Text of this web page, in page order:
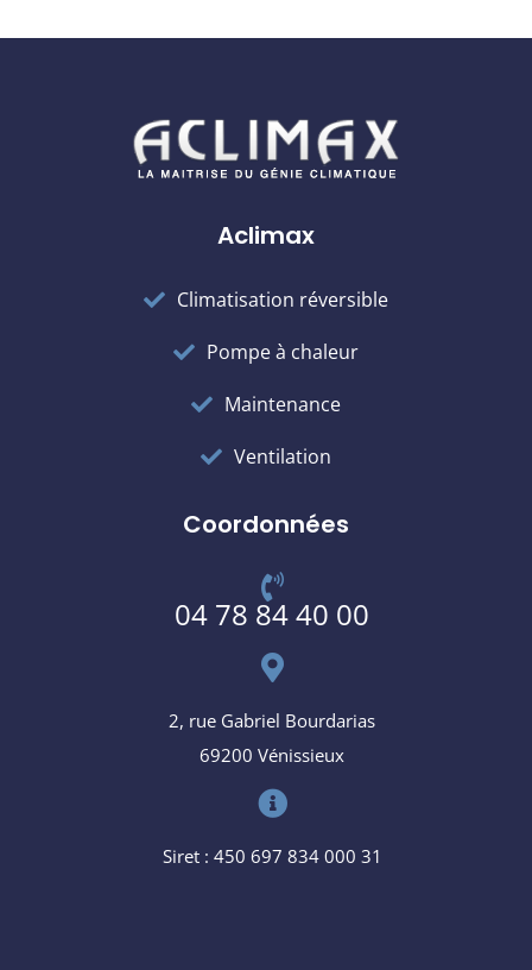
Aclimax
Climatisation réversible
Pompe à chaleur
Maintenance
Ventilation
Coordonnées
04 78 84 40 00
2, rue Gabriel Bourdarias
69200 Vénissieux
Siret : 450 697 834 000 31